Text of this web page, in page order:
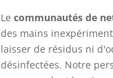
Le communautés de
des mains
laisser de résidus ni
désinfectées. Notre